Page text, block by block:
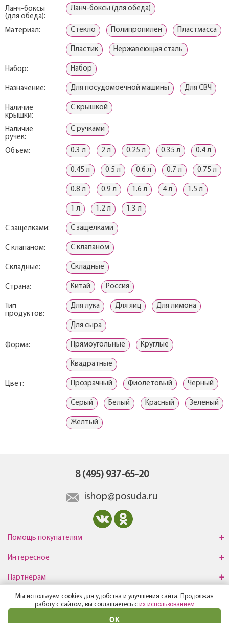
Ланч-боксы
(для обеда):
Ланч-боксы (для обеда)
Материал: Стекло Полипропилен Пластмасса
Пластик Нержавеющая сталь
Набор: Набор
Назначение: Для посудомоечной машины Для СВЧ
Наличие
крышки:
С крышкой
Наличие
ручек:
С ручками
Объем: 0.3 л 2 л 0.25 л 0.35 л 0.4 л
0.45 л 0.5 л 0.6 л 0.7 л 0.75 л
0.8 л 0.9 л 1.6 л 4 л 1.5 л
1 л 1.2 л 1.3 л
С защелками: С защелками
С клапаном: С клапаном
Складные: Складные
Страна: Китай Россия
Тип
продуктов:
Для лука Для яиц Для лимона
Для сыра
Форма: Прямоугольные Круглые
Квадратные
Цвет: Прозрачный Фиолетовый Черный
Серый Белый Красный Зеленый
Желтый
8 (495) 937-65-20
ishop@posuda.ru
Помощь покупателям
Интересное
Партнерам
О компании
Мы используем cookies для удобства и улучшения сайта. Продолжая
работу с сайтом, вы соглашаетесь с их использованием
ОК